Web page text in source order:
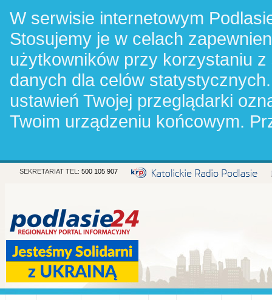
W serwisie internetowym
Stosujemy je w celach
użytkowników przy korzystaniu
danych dla celów
ustawień Twojej przeglądarki
Twoim urządzeniu końcowym.
SEKRETARIAT TEL: 500 105 907